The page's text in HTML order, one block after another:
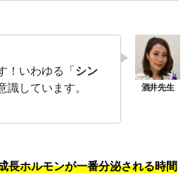
！いわゆる「シン
識しています。
長ホルモンが一番分泌される時間